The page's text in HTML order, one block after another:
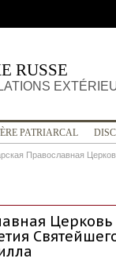
RUSSE
PATRIARCAL
Православная